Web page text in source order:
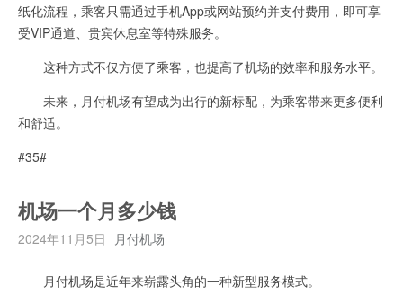
纸化流程，乘客只需通过手机App或网站预约并支付费用，即可享
受VIP通道、贵宾休息室等特殊服务。
这种方式不仅方便了乘客，也提高了机场的效率和服务水平。
未来，月付机场有望成为出行的新标配，为乘客带来更多便利
和舒适。
#35#
机场一个月多少钱
2024年11月5日 月付机场
月付机场是近年来崭露头角的一种新型服务模式。